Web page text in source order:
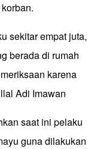
sekitar empat juta,
berada di rumah
karena
Adi Imawan
saat ini pelaku
guna dilakukan